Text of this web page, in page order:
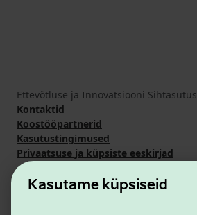
Kasutame küpsiseid
Ettevõtluse ja Innovatsiooni Sihtasutus
Kontaktid
Koostööpartnerid
Kasutustingimused
Privaatsuse ja küpsiste eeskirjad